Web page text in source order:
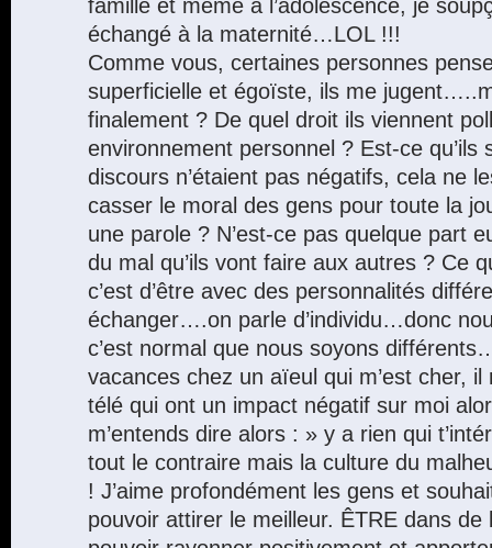
famille et même a l’adolescence, je
échangé à la maternité…LOL !!!
Comme vous, certaines personnes
superficielle et égoïste, ils me
finalement ? De quel droit ils viennent
environnement personnel ? Est-ce qu’ils
discours n’étaient pas négatifs, cela ne
casser le moral des gens pour toute la
une parole ? N’est-ce pas quelque part
du mal qu’ils vont faire aux autres ? Ce
c’est d’être avec des personnalités
échanger….on parle d’individu…donc
c’est normal que nous soyons
vacances chez un aïeul qui m’est cher,
télé qui ont un impact négatif sur moi
m’entends dire alors : » y a rien qui
tout le contraire mais la culture du
! J’aime profondément les gens et
pouvoir attirer le meilleur. ÊTRE dans